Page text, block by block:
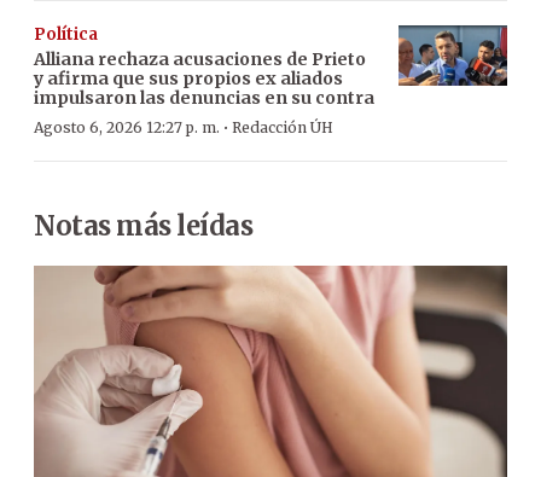
Política
Alliana rechaza acusaciones de Prieto
y afirma que sus propios ex aliados
impulsaron las denuncias en su contra
Agosto 6, 2026 12:27 p. m. · Redacción ÚH
Notas más leídas